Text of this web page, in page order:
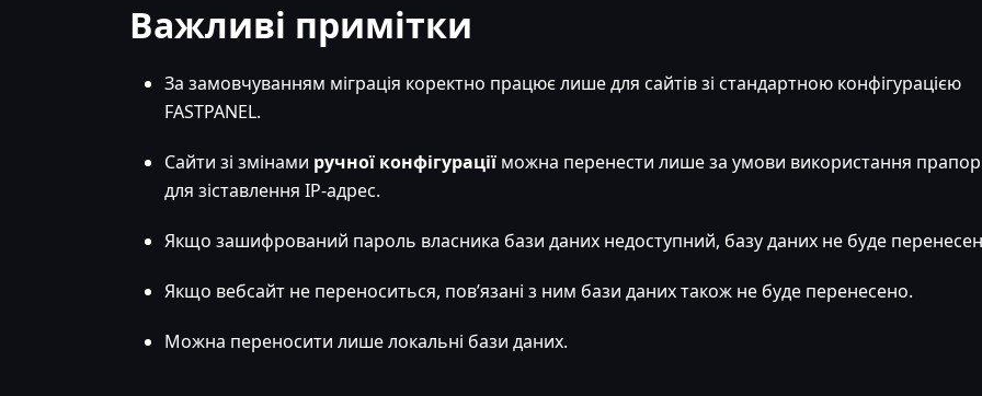
Важливі примітки
За замовчуванням міграція коректно працює лише для сайтів зі стандартною конфігурацією
FASTPANEL.
Сайти зі змінами ручної конфігурації можна перенести лише за умови використання
для зіставлення IP-адрес.
Якщо зашифрований пароль власника бази даних недоступний, базу даних не буде
Якщо вебсайт не переноситься, пов’язані з ним бази даних також не буде перенесено.
Можна переносити лише локальні бази даних.